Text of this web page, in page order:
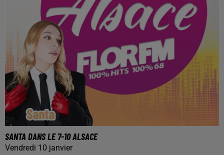
SANTA DANS LE 7-10 ALSACE
Vendredi 10 janvier